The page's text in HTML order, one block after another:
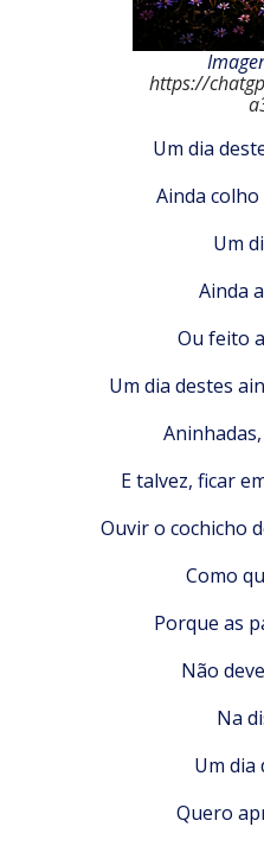
https://
Um dia
Ainda
Um
Ainda
Ou feito
Um dia destes
E talvez, ficar
Ouvir o cochicho
Como
Porque as
Não
Na
Um dia
Quero